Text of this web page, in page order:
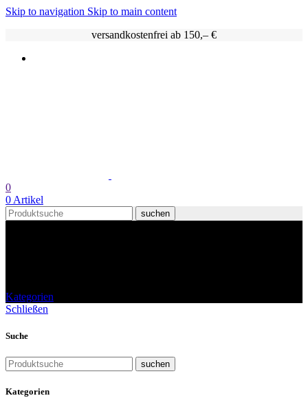
Skip to navigation Skip to main content
versandkostenfrei ab 150,– €
0
0 Artikel
suchen
Kategorien
Schließen
Suche
suchen
Kategorien